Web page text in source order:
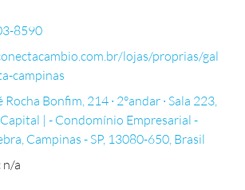
8590
lojas/proprias/gal
campinas
Rocha Bonfim, 214 ∙ 2°andar ∙ Sala 223,
| - Condomínio Empresarial -
Campinas - SP, 13080-650, Brasil
n/a